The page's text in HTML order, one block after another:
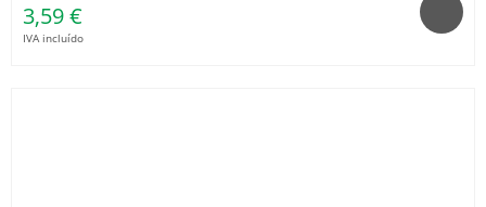
3,59 €
IVA incluído